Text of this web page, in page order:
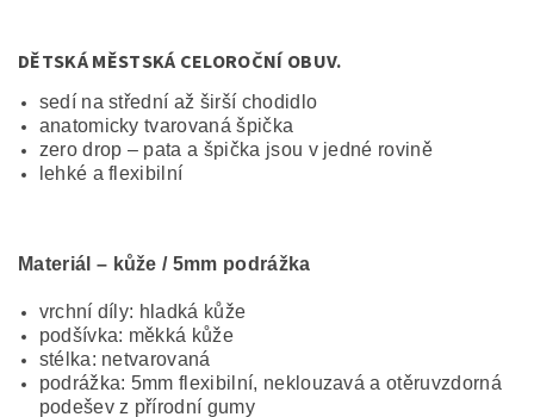
DĚTSKÁ MĚSTSKÁ CELOROČNÍ OBUV.
sedí na střední až širší chodidlo
anatomicky tvarovaná špička
zero drop – pata a špička jsou v jedné rovině
lehké a flexibilní
Materiál – kůže / 5mm podrážka
vrchní díly: hladká kůže
podšívka: měkká kůže
stélka: netvarovaná
podrážka: 5mm flexibilní, neklouzavá a otěruvzdorná
podešev z přírodní gumy